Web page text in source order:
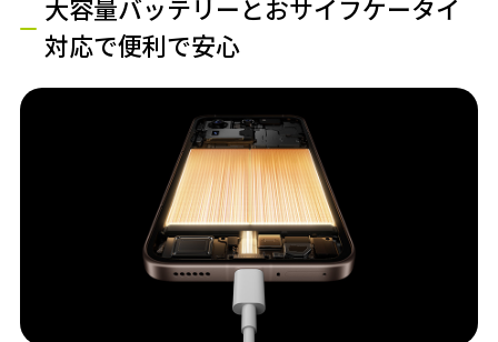
大容量バッテリーとおサイフケータイ
対応で便利で安心